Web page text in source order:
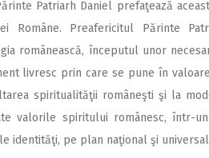
Patriarh Daniel prefaţează
ei Române. Preafericitul Părinte
românească, începutul unor
livresc prin care se pune în
spiritualităţii româneşti şi la
valorile spiritului românesc, într-
identităţi, pe plan naţional şi